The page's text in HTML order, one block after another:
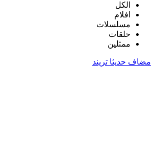
الكل
افلام
مسلسلات
حلقات
ممثلين
مضاف حديثا تريند